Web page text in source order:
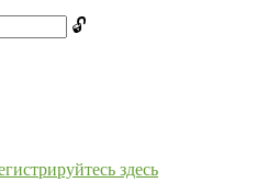
здесь